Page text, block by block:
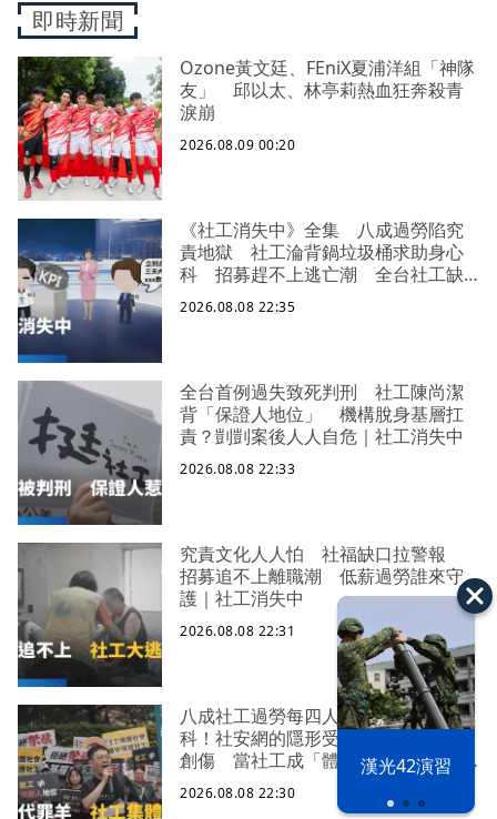
漢光42演習
即時新聞
Ozone黃文廷、FEniX夏浦洋組「神隊
友」 邱以太、林亭莉熱血狂奔殺青
淚崩
2026.08.09 00:20
《社工消失中》全集 八成過勞陷究
責地獄 社工淪背鍋垃圾桶求助身心
科 招募趕不上逃亡潮 全台社工缺
口警報 揭薪資回捐黑幕 血汗錢遭
剝削
2026.08.08 22:35
全台首例過失致死判刑 社工陳尚潔
背「保證人地位」 機構脫身基層扛
責？剴剴案後人人自危｜社工消失中
2026.08.08 22:33
究責文化人人怕 社福缺口拉警報
招募追不上離職潮 低薪過勞誰來守
護｜社工消失中
2026.08.08 22:31
八成社工過勞每四人有一人求助身心
科！社安網的隱形受災戶 集體心理
創傷 當社工成「體制代罪羊」 防
禦性社工不敢多做無奈趨勢？耗竭殆
盡下的社安網危機｜社工消失中
2026.08.08 22:30